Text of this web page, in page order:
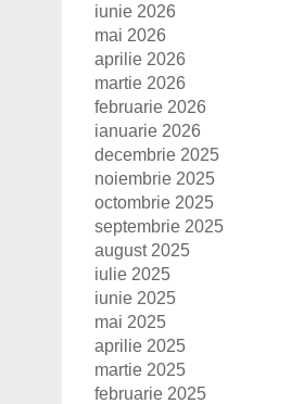
iunie 2026
mai 2026
aprilie 2026
martie 2026
februarie 2026
ianuarie 2026
decembrie 2025
noiembrie 2025
octombrie 2025
septembrie 2025
august 2025
iulie 2025
iunie 2025
mai 2025
aprilie 2025
martie 2025
februarie 2025